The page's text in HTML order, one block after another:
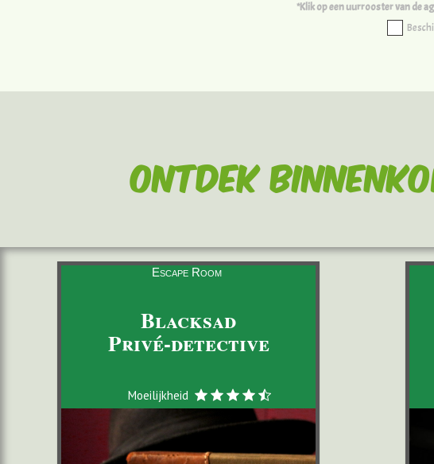
*Klik op een uurrooster van de
Ontdek
Escape Room
Blacksad
Privé-detective
Moeilijkheid